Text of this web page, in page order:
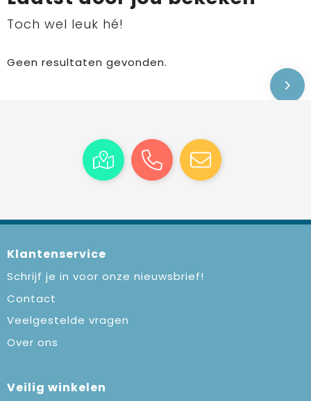
Toch wel leuk hé!
Geen resultaten gevonden.
Klantenservice
Schrijf je in voor onze nieuwsbrief!
Contact
Veelgestelde vragen
Over ons
Veilig winkelen